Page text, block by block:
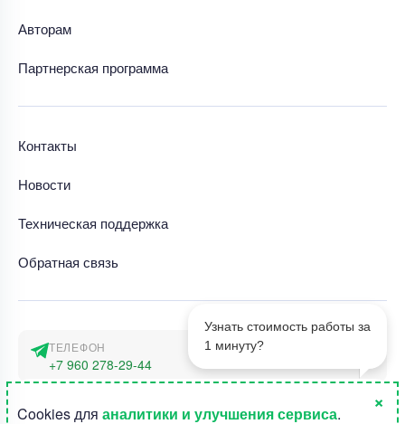
1
Узнать стоимость работы за
1 минуту?
Авторам
Партнерская программа
Контакты
Новости
Техническая поддержка
Обратная связь
ТЕЛЕФОН
+7 960 278-29-44
г. Москва, наб. Тараса Шевченко 23а
Cookies для аналитики и улучшения сервиса.
×